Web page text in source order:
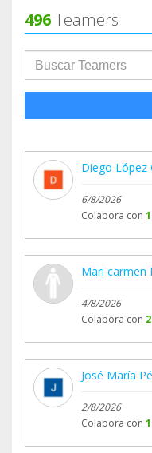
496Teamers
Diego López
6/8/2026
Colabora con 1
Mari carmen
4/8/2026
Colabora con 2
José María
2/8/2026
Colabora con 1